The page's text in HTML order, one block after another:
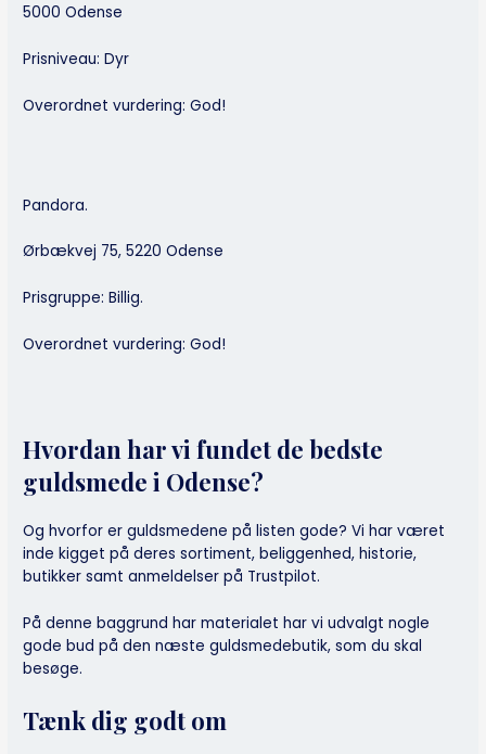
5000 Odense
Prisniveau: Dyr
Overordnet vurdering: God!
Pandora.
Ørbækvej 75, 5220 Odense
Prisgruppe: Billig.
Overordnet vurdering: God!
Hvordan har vi fundet de bedste
guldsmede i Odense?
Og hvorfor er guldsmedene på listen gode? Vi har været
inde kigget på deres sortiment, beliggenhed, historie,
butikker samt anmeldelser på Trustpilot.
På denne baggrund har materialet har vi udvalgt nogle
gode bud på den næste guldsmedebutik, som du skal
besøge.
Tænk dig godt om